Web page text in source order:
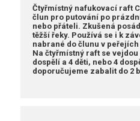
Čtyřmístný nafukovací raft
člun pro putování po
nebo přáteli. Zkušená
těžší řeky. Používá se i k
nabrané do člunu v
Na čtyřmístný raft se
dospělí a 4 děti, nebo 4
doporučujeme zabalit do 2